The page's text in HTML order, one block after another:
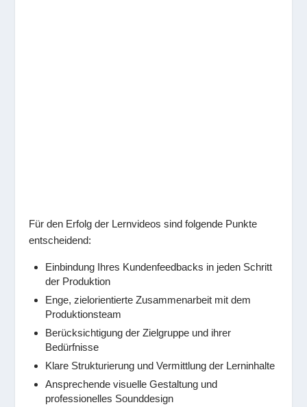
Für den Erfolg der Lernvideos sind folgende Punkte
entscheidend:
Einbindung Ihres Kundenfeedbacks in jeden Schritt
der Produktion
Enge, zielorientierte Zusammenarbeit mit dem
Produktionsteam
Berücksichtigung der Zielgruppe und ihrer
Bedürfnisse
Klare Strukturierung und Vermittlung der Lerninhalte
Ansprechende visuelle Gestaltung und
professionelles Sounddesign